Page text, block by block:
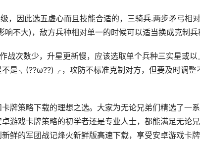
，因此选五虚心而且技能合适的，三骑兵.两步矛弓相对
不大)，敌方兵种相对单一的时候可以适当换成克制兵
战次数少，升星更新慢，应该选取单个兵种三实星或以
是╮(??ω??)╭，攻防不标准克制对方，但要及时调整
牌策略下载的理想之选。大家为无论兄弟们精选了一
游戏卡牌策略的初学者还是专业人士，都能满足无论
鲜的军团战记烽火新鲜版高速下载，享受安卓游戏卡